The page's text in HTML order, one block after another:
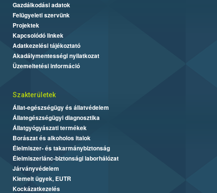
Gazdálkodási adatok
Felügyeleti szervünk
Projektek
Kapcsolódó linkek
Adatkezelési tájékoztató
Akadálymentességi nyilatkozat
Üzemeltetési információ
Szakterületek
Állat-egészségügy és állatvédelem
Állategészségügyi diagnosztika
Állatgyógyászati termékek
Borászat és alkoholos italok
Élelmiszer- és takarmánybiztonság
Élelmiszerlánc-biztonsági laborhálózat
Járványvédelem
Kiemelt ügyek, EUTR
Kockázatkezelés